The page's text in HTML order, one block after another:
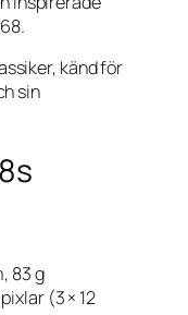
känd för
sin
83 g
(3 × 12